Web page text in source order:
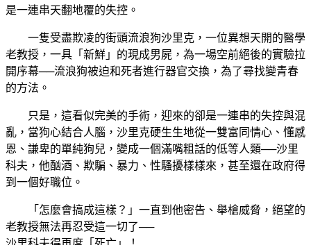
是一連串天翻地覆的失控。
一隻受盡欺凌的街頭流浪狗沙里克，一位異想天開的醫學
老教授，一具「新鮮」的現成男屍，為一場空前絕後的實驗拉
開序幕──流浪狗被迫和死者進行器官交換，為了尋找變青春
的方法。
只是，這看似完美的手術，迎來的卻是一連串的失控與混
亂，當狗心結合人腦，沙里克硬生生地從一雙富同情心、懂感
恩、謙卑的單純狗兒，變成一個滿嘴粗話的低等人類──沙里
科夫，他酗酒、欺騙、暴力、性騷擾樣樣來，甚至還在政府得
到一個好職位。
「怎麼會搞成這樣？」一直到他密告、舉槍威脅，絕望的
老教授無法再忍受這一切了──